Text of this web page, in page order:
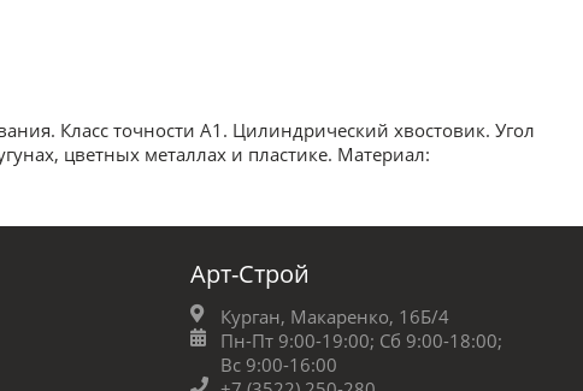
Класс точности А1. Цилиндрический хвостовик. Угол
цветных металлах и пластике. Материал:
Арт-Строй
Курган, Макаренко, 16Б/4
Пн-Пт 9:00-19:00; Сб 9:00-18:00;
Вс 9:00-16:00